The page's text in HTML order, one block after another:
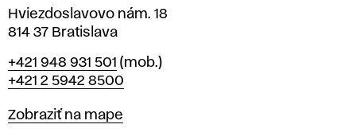
v
r
a
i
Hviezdoslavovo nám. 18
814 37 Bratislava
Telefón
+421 948 931 501 (mob.)
+421 2 5942 8500
Mapa
Zobraziť na mape